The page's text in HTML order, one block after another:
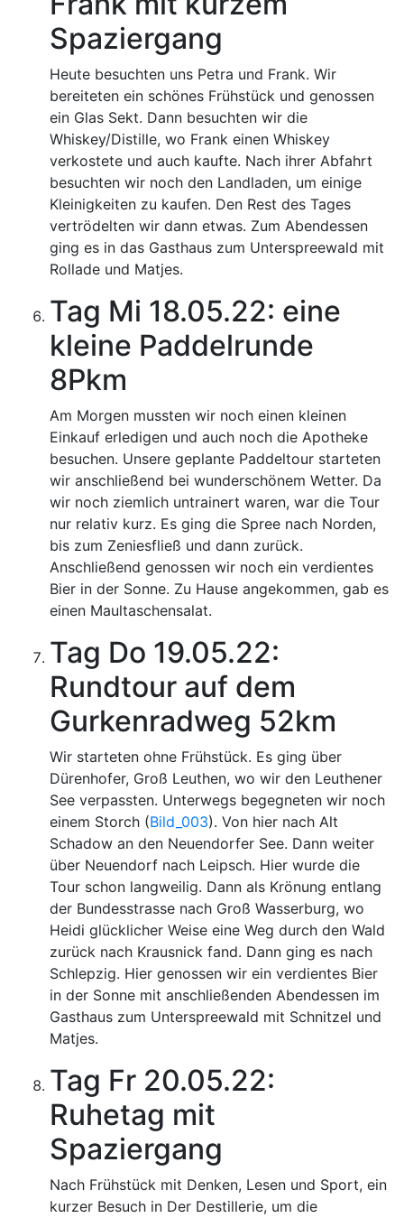
Spaziergang
Heute besuchten uns Petra und Frank. Wir
bereiteten ein schönes Frühstück und genossen
ein Glas Sekt. Dann besuchten wir die
Whiskey/Distille, wo Frank einen Whiskey
verkostete und auch kaufte. Nach ihrer Abfahrt
besuchten wir noch den Landladen, um einige
Kleinigkeiten zu kaufen. Den Rest des Tages
vertrödelten wir dann etwas. Zum Abendessen
ging es in das Gasthaus zum Unterspreewald mit
Rollade und Matjes.
Tag Mi 18.05.22: eine
kleine Paddelrunde
8Pkm
Am Morgen mussten wir noch einen kleinen
Einkauf erledigen und auch noch die Apotheke
besuchen. Unsere geplante Paddeltour starteten
wir anschließend bei wunderschönem Wetter. Da
wir noch ziemlich untrainert waren, war die Tour
nur relativ kurz. Es ging die Spree nach Norden,
bis zum Zeniesfließ und dann zurück.
Anschließend genossen wir noch ein verdientes
Bier in der Sonne. Zu Hause angekommen, gab es
einen Maultaschensalat.
Tag Do 19.05.22:
Rundtour auf dem
Gurkenradweg 52km
Wir starteten ohne Frühstück. Es ging über
Dürenhofer, Groß Leuthen, wo wir den Leuthener
See verpassten. Unterwegs begegneten wir noch
einem Storch (Bild_003). Von hier nach Alt
Schadow an den Neuendorfer See. Dann weiter
über Neuendorf nach Leipsch. Hier wurde die
Tour schon langweilig. Dann als Krönung entlang
der Bundesstrasse nach Groß Wasserburg, wo
Heidi glücklicher Weise eine Weg durch den Wald
zurück nach Krausnick fand. Dann ging es nach
Schlepzig. Hier genossen wir ein verdientes Bier
in der Sonne mit anschließenden Abendessen im
Gasthaus zum Unterspreewald mit Schnitzel und
Matjes.
Tag Fr 20.05.22:
Ruhetag mit
Spaziergang
Nach Frühstück mit Denken, Lesen und Sport, ein
kurzer Besuch in Der Destillerie, um die